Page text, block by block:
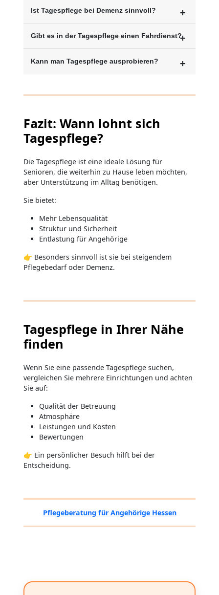
Ist Tagespflege bei Demenz sinnvoll?
Gibt es in der Tagespflege einen Fahrdienst?
Kann man Tagespflege ausprobieren?
Fazit: Wann lohnt sich
Tagespflege?
Die Tagespflege ist eine ideale Lösung für
Senioren, die weiterhin zu Hause leben möchten,
aber Unterstützung im Alltag benötigen.
Sie bietet:
Mehr Lebensqualität
Struktur und Sicherheit
Entlastung für Angehörige
👉 Besonders sinnvoll ist sie bei steigendem
Pflegebedarf oder Demenz.
Tagespflege in Ihrer Nähe
finden
Wenn Sie eine passende Tagespflege suchen,
vergleichen Sie mehrere Einrichtungen und achten
Sie auf:
Qualität der Betreuung
Atmosphäre
Leistungen und Kosten
Bewertungen
👉 Ein persönlicher Besuch hilft bei der
Entscheidung.
Pflegeberatung für Angehörige Hessen